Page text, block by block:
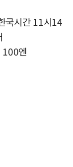
국시간 11시14
엔